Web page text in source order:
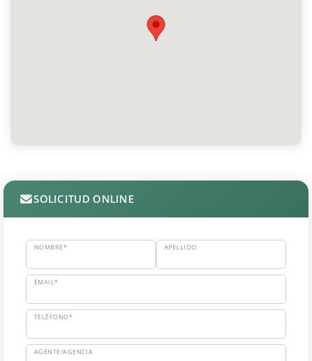
SOLICITUD ONLINE
NOMBRE* APELLIDO
EMAIL*
TELÉFONO*
AGENTE/AGENCIA